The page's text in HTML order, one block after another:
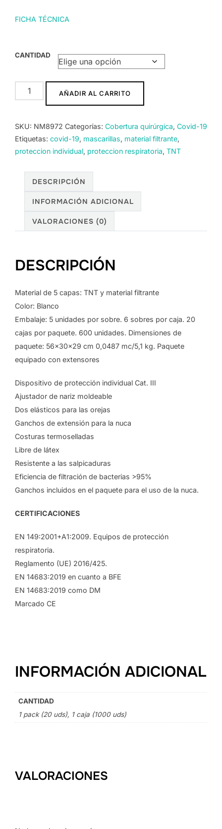
FICHA TÉCNICA
CANTIDAD
Mascarilla
FFP2
AÑADIR AL CARRITO
SKU: NM8972 Categorías: Cobertura quirúrgica, Covid-19
Etiquetas: covid-19, mascarillas, material filtrante,
proteccion individual, proteccion respiratoria, TNT
DESCRIPCIÓN
INFORMACIÓN ADICIONAL
VALORACIONES (0)
DESCRIPCIÓN
Material de 5 capas: TNT y material filtrante
Color: Blanco
Embalaje: 5 unidades por sobre. 6 sobres por caja. 20
cajas por paquete. 600 unidades. Dimensiones de
paquete: 56x30x29 cm 0,0487 mc/5,1 kg. Paquete
equipado con extensores
Dispositivo de protección individual Cat. III
Ajustador de nariz moldeable
Dos elásticos para las orejas
Ganchos de extensión para la nuca
Costuras termoselladas
Libre de látex
Resistente a las salpicaduras
Eficiencia de filtración de bacterias >95%
Ganchos incluidos en el paquete para el uso de la nuca.
CERTIFICACIONES
EN 149:2001+A1:2009. Equipos de protección
respiratoria.
Reglamento (UE) 2016/425.
EN 14683:2019 en cuanto a BFE
EN 14683:2019 como DM
Marcado CE
INFORMACIÓN ADICIONAL
CANTIDAD
1 pack (20 uds), 1 caja (1000 uds)
VALORACIONES